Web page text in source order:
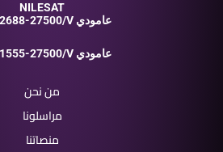
NILESAT
12688-27500/V عامودي
11555-27500/V عامودي
من نحن
مراسلونا
منصاتنا